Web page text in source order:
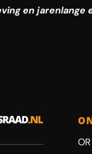
en jarenlange